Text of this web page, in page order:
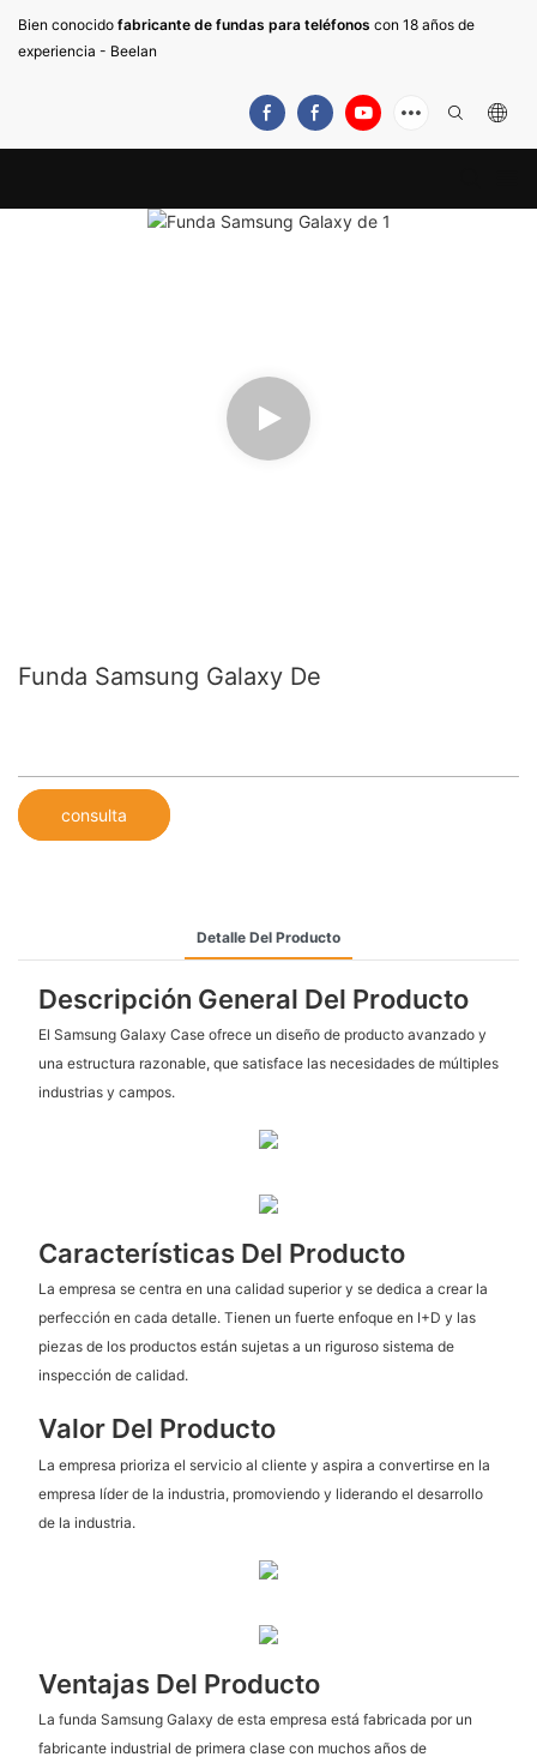
Bien conocido fabricante de fundas para teléfonos con 18 años de
experiencia - Beelan
Funda Samsung Galaxy De
consulta
Detalle Del Producto
Descripción General Del Producto
El Samsung Galaxy Case ofrece un diseño de producto avanzado y
una estructura razonable, que satisface las necesidades de múltiples
industrias y campos.
Características Del Producto
La empresa se centra en una calidad superior y se dedica a crear la
perfección en cada detalle. Tienen un fuerte enfoque en I+D y las
piezas de los productos están sujetas a un riguroso sistema de
inspección de calidad.
Valor Del Producto
La empresa prioriza el servicio al cliente y aspira a convertirse en la
empresa líder de la industria, promoviendo y liderando el desarrollo
de la industria.
Ventajas Del Producto
La funda Samsung Galaxy de esta empresa está fabricada por un
fabricante industrial de primera clase con muchos años de